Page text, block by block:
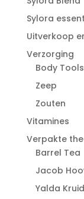
Sylora
Uitverkoop
Verzorging
Body Tools
Zeep
Zouten
Vitamines
Verpakte
Barrel Tea
Jacob
Yalda